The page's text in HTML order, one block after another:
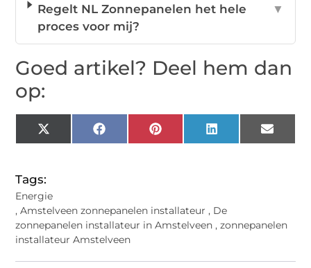
Regelt NL Zonnepanelen het hele
proces voor mij?
▼
Goed artikel? Deel hem dan
op:
X
(Twitter)
FacebookPinterestLinkedIn Email
Tags:
Energie
,Amstelveen zonnepanelen installateur , De
zonnepanelen installateur in Amstelveen ,zonnepanelen
installateur Amstelveen